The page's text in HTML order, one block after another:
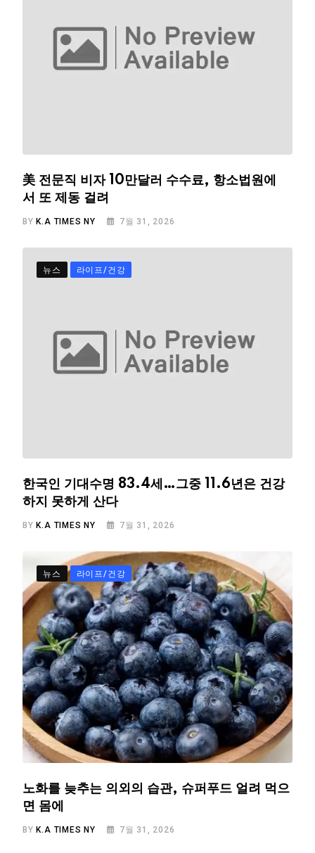
美 전문직 비자 10만달러 수수료, 항소법원에
서 또 제동 걸려
BY K.A TIMES NY 7월 31, 2026
뉴스 라이프/건강
한국인 기대수명 83.4세…그중 11.6년은 건강
하지 못하게 산다
BY K.A TIMES NY 7월 31, 2026
뉴스 라이프/건강
노화를 늦추는 의외의 습관, 슈퍼푸드 얼려 먹으
면 몸에
BYK.A TIMES NY 7월 31, 2026